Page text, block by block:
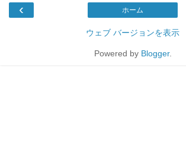
‹ ホーム
ウェブ バージョンを表示
Powered by Blogger.